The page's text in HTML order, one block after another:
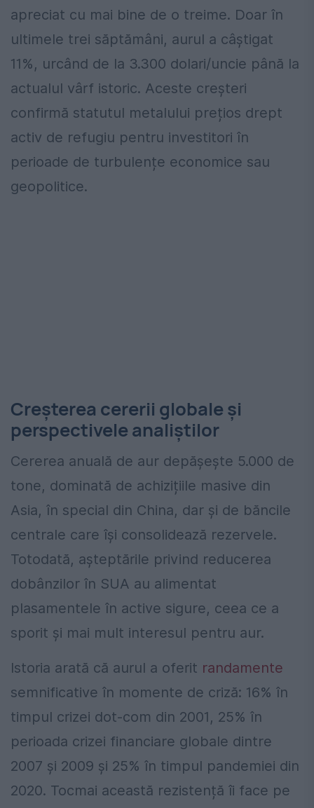
apreciat cu mai bine de o treime. Doar în
ultimele trei săptămâni, aurul a câștigat
11%, urcând de la 3.300 dolari/uncie până la
actualul vârf istoric. Aceste creșteri
confirmă statutul metalului prețios drept
activ de refugiu pentru investitori în
perioade de turbulențe economice sau
geopolitice.
Creșterea cererii globale și
perspectivele analiștilor
Cererea anuală de aur depășește 5.000 de
tone, dominată de achizițiile masive din
Asia, în special din China, dar și de băncile
centrale care își consolidează rezervele.
Totodată, așteptările privind reducerea
dobânzilor în SUA au alimentat
plasamentele în active sigure, ceea ce a
sporit și mai mult interesul pentru aur.
Istoria arată că aurul a oferit randamente
semnificative în momente de criză: 16% în
timpul crizei dot-com din 2001, 25% în
perioada crizei financiare globale dintre
2007 și 2009 și 25% în timpul pandemiei din
2020. Tocmai această rezistență îi face pe